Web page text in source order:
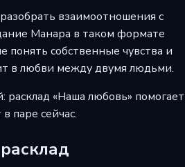
взаимоотношения с
Манара в таком формате
понять собственные чувства и
в любви между двумя людьми.
расклад «Наша любовь» помогает
паре сейчас.